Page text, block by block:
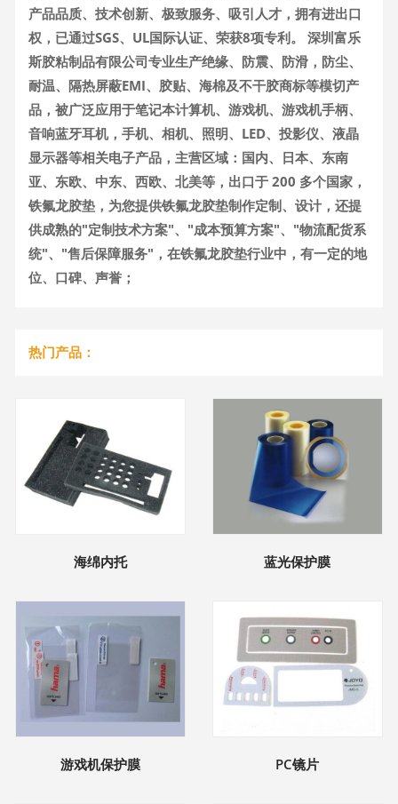
产品品质、技术创新、极致服务、吸引人才，拥有进出口
权，已通过SGS、UL国际认证、荣获8项专利。 深圳富乐
斯胶粘制品有限公司专业生产绝缘、防震、防滑，防尘、
耐温、隔热屏蔽EMI、胶贴、海棉及不干胶商标等模切产
品，被广泛应用于笔记本计算机、游戏机、游戏机手柄、
音响蓝牙耳机，手机、相机、照明、LED、投影仪、液晶
显示器等相关电子产品，主营区域：国内、日本、东南
亚、东欧、中东、西欧、北美等，出口于 200 多个国家，
铁氟龙胶垫，为您提供铁氟龙胶垫制作定制、设计，还提
供成熟的"定制技术方案"、"成本预算方案"、"物流配货系
统"、"售后保障服务"，在铁氟龙胶垫行业中，有一定的地
位、口碑、声誉；
热门产品：
海绵内托 蓝光保护膜
游戏机保护膜 PC镜片